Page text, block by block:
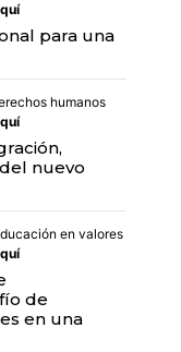
para una
humanos
nuevo
en valores
de
en una